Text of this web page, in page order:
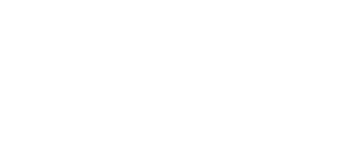
(FIATA SDT)
FCR, FCT,
FIATA (eFBL Bill